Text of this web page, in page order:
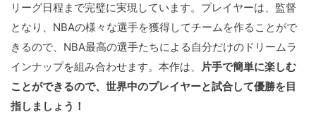
リーグ日程まで完璧に実現しています。プレイヤーは、監督
となり、NBAの様々な選手を獲得してチームを作ることがで
きるので、NBA最高の選手たちによる自分だけのドリームラ
インナップを組み合わせます。本作は、 片手で簡単に楽しむ
ことができるので、世界中のプレイヤーと試合して優勝を目
指しましょう！